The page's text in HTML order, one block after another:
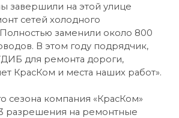
завершили на этой улице
сетей холодного
заменили около 800
В этом году подрядчик,
для ремонта дороги,
КрасКом и места наших работ».
сезона компания «КрасКом»
разрешения на ремонтные